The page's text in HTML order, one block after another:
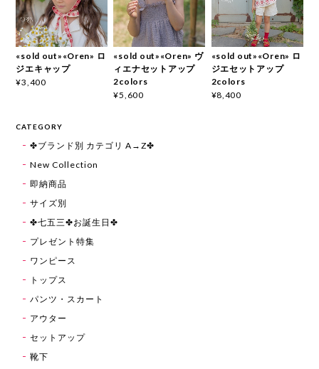
«sold out»«Oren» ロ
ジエキャップ
¥3,400
«sold out»«Oren» ヴ
ィエナセットアップ
2colors
¥5,600
«sold out»«Oren» ロ
ジエセットアップ
2colors
¥8,400
CATEGORY
✤ブランド別 カテゴリ A→Z✤
New Collection
即納商品
サイズ別
✤七五三✤お誕生日✤
プレゼント特集
ワンピース
トップス
パンツ・スカート
アウター
セットアップ
靴下